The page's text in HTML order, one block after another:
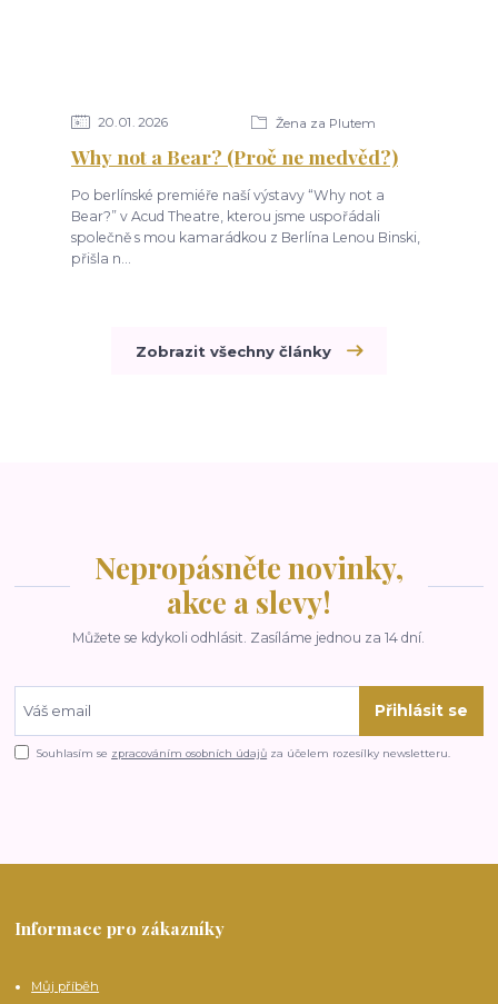
20 01 2026 Žena za Plutem
Why not a Bear? (Proč ne medvěd?)
Po berlínské premiéře naší výstavy “Why not a
Bear?” v Acud Theatre, kterou jsme uspořádali
společně s mou kamarádkou z Berlína Lenou Binski,
přišla n...
Zobrazit všechny články
Nepropásněte novinky,
akce a slevy!
Můžete se kdykoli odhlásit. Zasíláme jednou za 14 dní.
Přihlásit se
Souhlasím se zpracováním osobních údajů za účelem rozesílky newsletteru.
Informace pro zákazníky
Můj příběh